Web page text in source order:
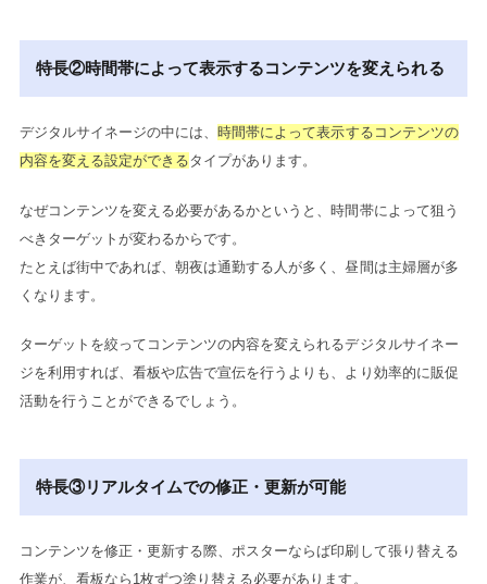
特長②時間帯によって表示するコンテンツを変えられる
デジタルサイネージの中には、 時間帯によって表示するコンテンツの
内容を変える設定ができる タイプがあります。
なぜコンテンツを変える必要があるかというと、時間帯によって狙う
べきターゲットが変わるからです。
たとえば街中であれば、朝夜は通勤する人が多く、昼間は主婦層が多
くなります。
ターゲットを絞ってコンテンツの内容を変えられるデジタルサイネー
ジを利用すれば、看板や広告で宣伝を行うよりも、より効率的に販促
活動を行うことができるでしょう。
特長③リアルタイムでの修正・更新が可能
コンテンツを修正・更新する際、ポスターならば印刷して張り替える
作業が、看板なら1枚ずつ塗り替える必要があります。